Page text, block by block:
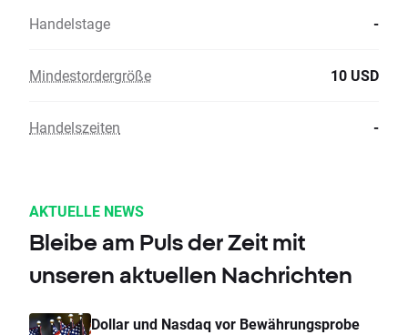
Handelstage -
Mindestordergröße 10 USD
Handelszeiten -
AKTUELLE NEWS
Bleibe am Puls der Zeit mit
unseren aktuellen Nachrichten
Dollar und Nasdaq vor Bewährungsprobe